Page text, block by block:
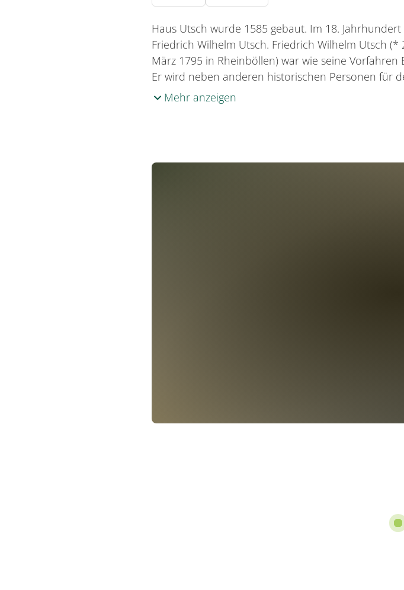
Haus Utsch wurde 1585 gebaut. Im 18.
Friedrich Wilhelm Utsch. Friedrich Wilhelm Utsch
März 1795 in Rheinböllen) war wie seine
Er wird neben anderen historischen Personen für
Mehr anzeigen